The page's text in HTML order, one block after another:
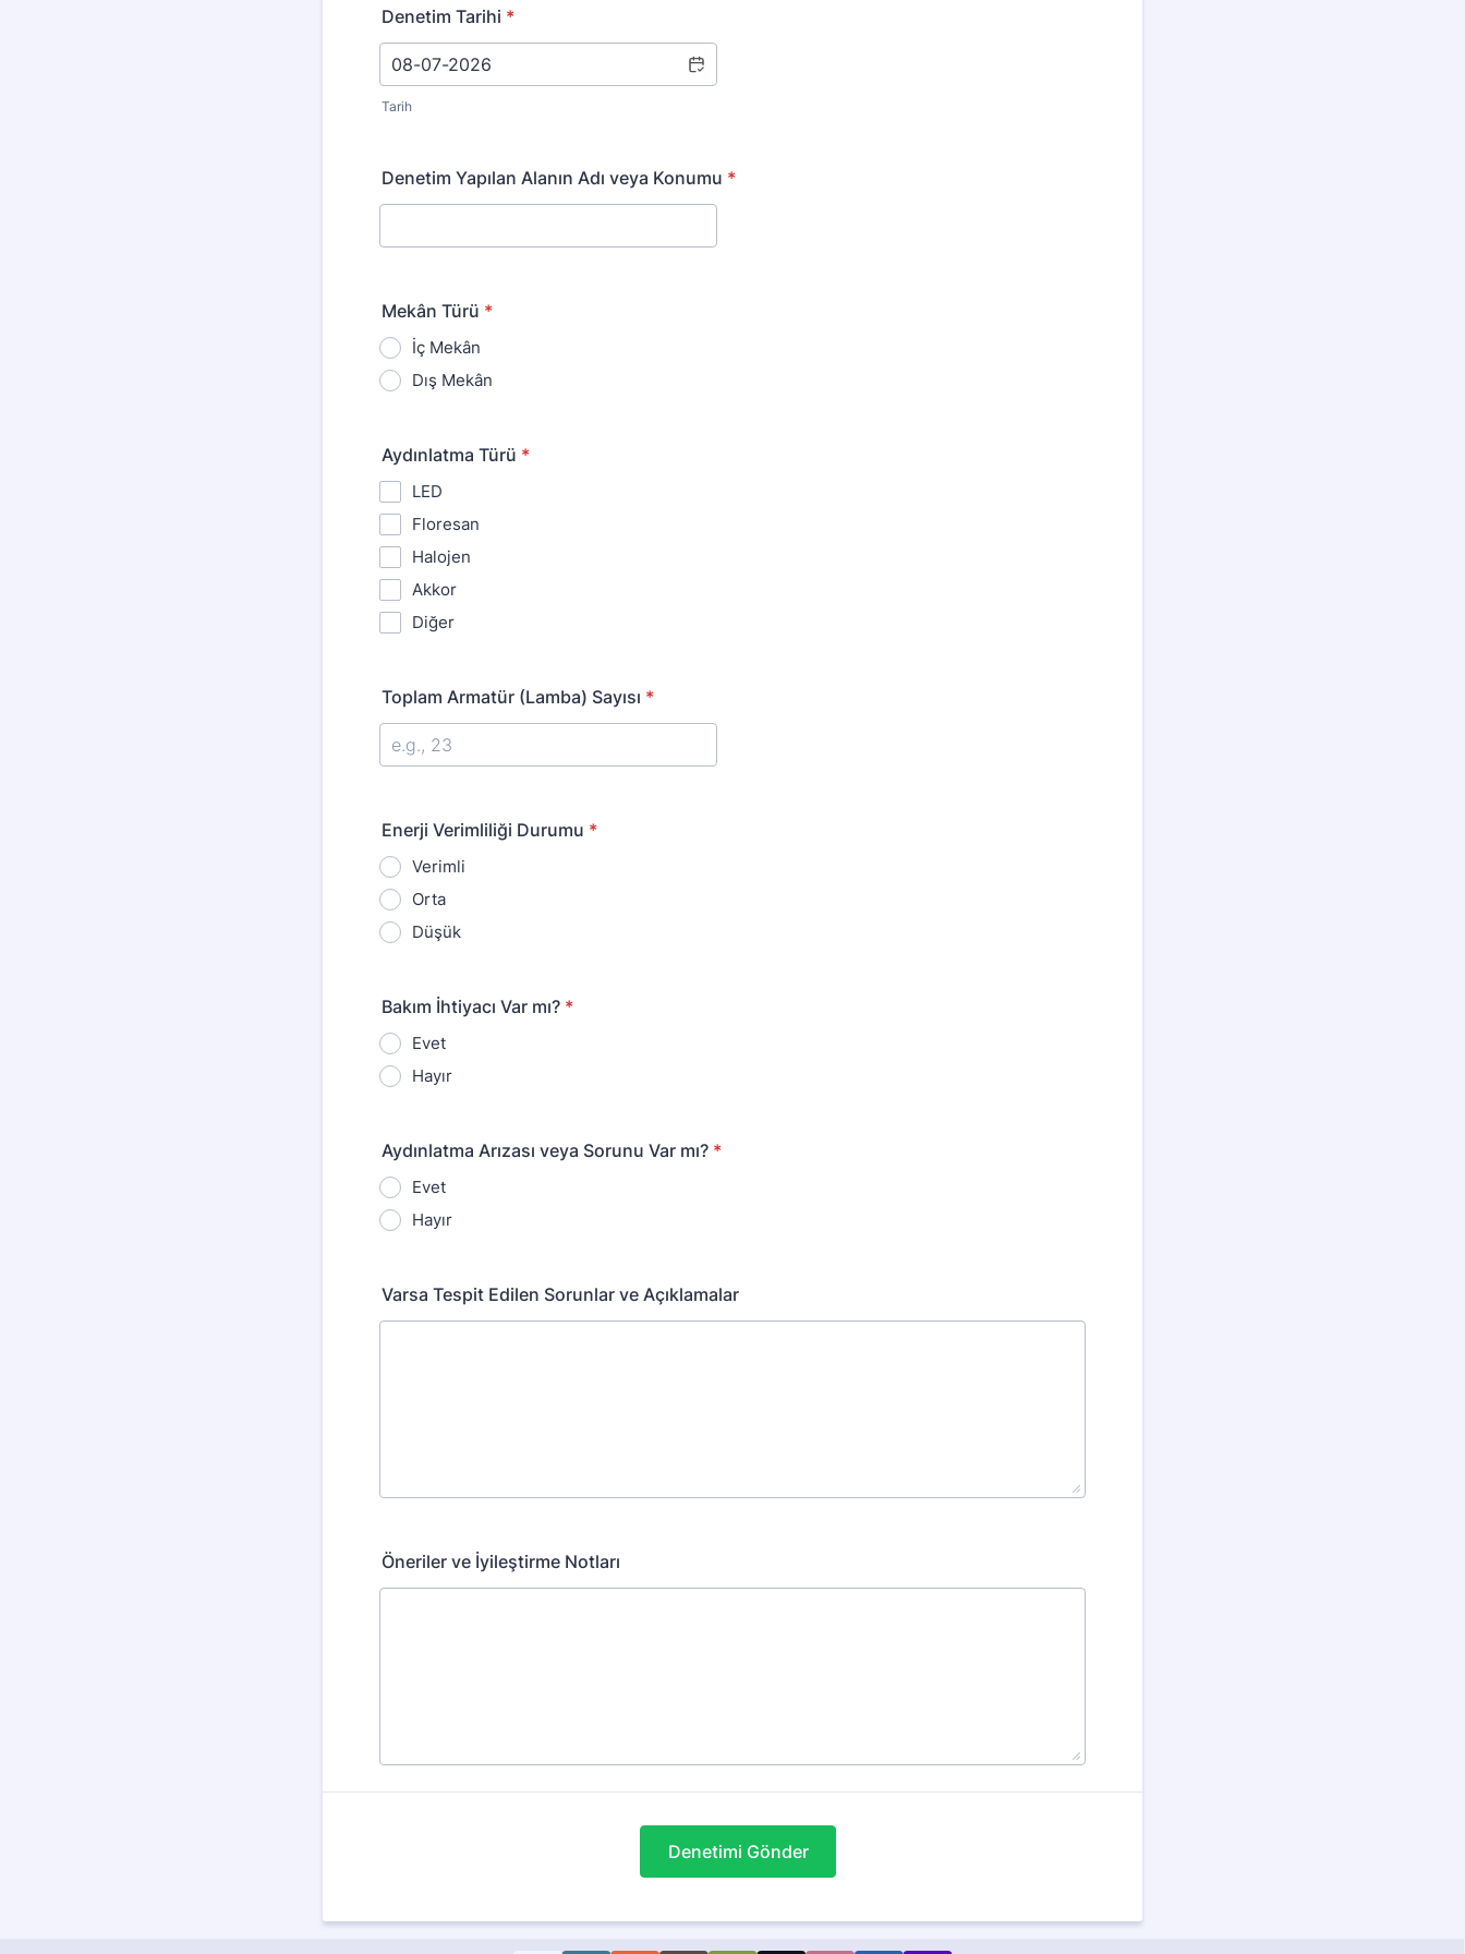
Denetim Tarihi *
Tarih
Denetim Yapılan Alanın Adı veya Konumu *
Mekân Türü *
İç Mekân
Dış Mekân
Aydınlatma Türü *
LED
Floresan
Halojen
Akkor
Diğer
Toplam Armatür (Lamba) Sayısı *
Enerji Verimliliği Durumu *
Verimli
Orta
Düşük
Bakım İhtiyacı Var mı? *
Evet
Hayır
Aydınlatma Arızası veya Sorunu Var mı? *
Evet
Hayır
Varsa Tespit Edilen Sorunlar ve Açıklamalar
Öneriler ve İyileştirme Notları
Denetimi Gönder